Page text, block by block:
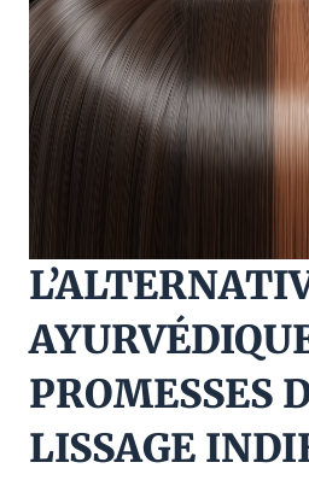
PROMESSES
LISSAGE